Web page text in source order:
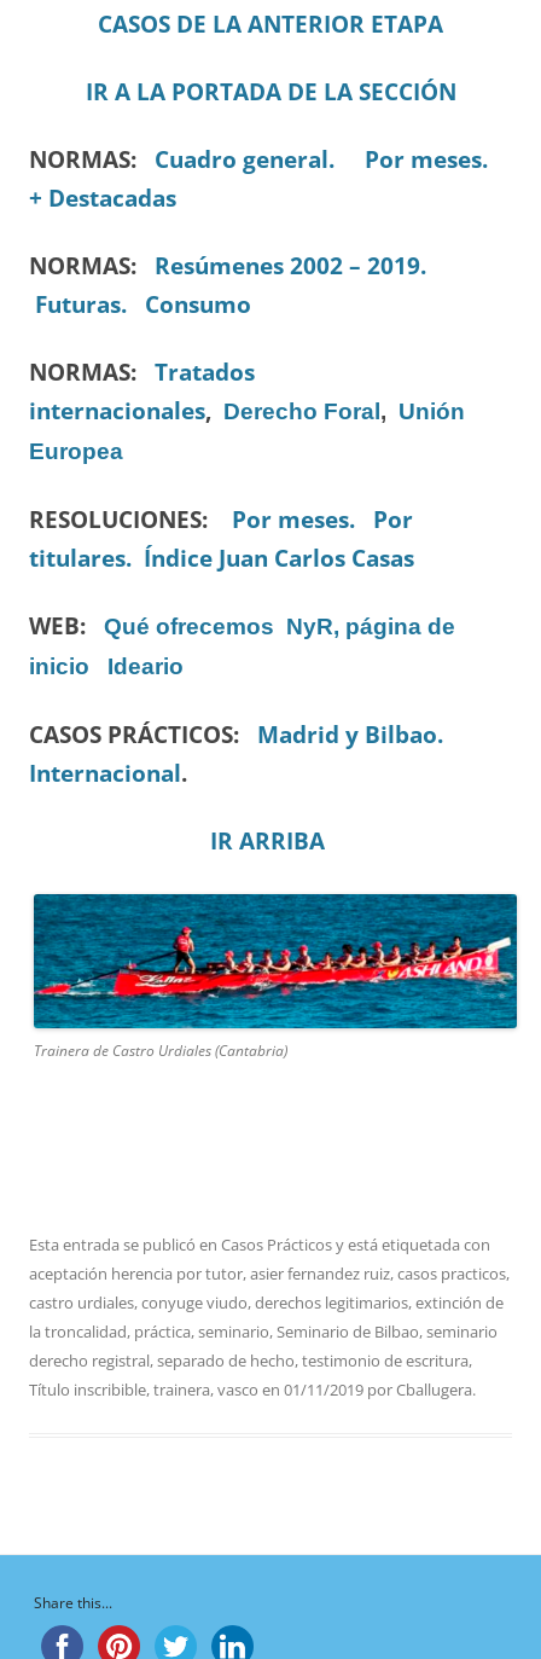
CASOS DE LA ANTERIOR ETAPA
IR A LA PORTADA DE LA SECCIÓN
NORMAS: Cuadro general.
Por meses.
+ Destacadas
NORMAS: Resúmenes 2002 – 2019.
Futuras.
Consumo
NORMAS: Tratados
internacionales, Derecho Foral, Unión
Europea
RESOLUCIONES: Por meses.
Por
titulares. Índice Juan Carlos Casas
WEB: Qué ofrecemos NyR, página de
inicio
Ideario
CASOS PRÁCTICOS: Madrid y Bilbao.
Internacional.
IR ARRIBA
Trainera de Castro Urdiales (Cantabria)
Esta entrada se publicó en Casos Prácticosy está etiquetada con
aceptación herencia por tutor,asier fernandez ruiz,casos practicos,
castro urdiales,conyuge viudo,derechos legitimarios,extinción de
la troncalidad, práctica,seminario,Seminario de Bilbao,seminario
derecho registral,separado de hecho,testimonio de escritura,
Título inscribible,trainera,vasco en 01/11/2019 porCballugera.
Share this...